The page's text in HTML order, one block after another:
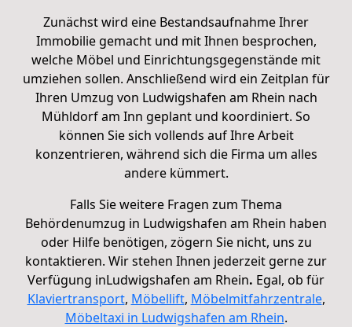
Zunächst wird eine Bestandsaufnahme Ihrer
Immobilie gemacht und mit Ihnen besprochen,
welche Möbel und Einrichtungsgegenstände mit
umziehen sollen. Anschließend wird ein Zeitplan für
Ihren Umzug von Ludwigshafen am Rhein nach
Mühldorf am Inn geplant und koordiniert. So
können Sie sich vollends auf Ihre Arbeit
konzentrieren, während sich die Firma um alles
andere kümmert.
Falls Sie weitere Fragen zum Thema
Behördenumzug in Ludwigshafen am Rhein haben
oder Hilfe benötigen, zögern Sie nicht, uns zu
kontaktieren. Wir stehen Ihnen jederzeit gerne zur
Verfügung inLudwigshafen am Rhein. Egal, ob für
Klaviertransport, Möbellift, Möbelmitfahrzentrale,
Möbeltaxi in Ludwigshafen am Rhein.